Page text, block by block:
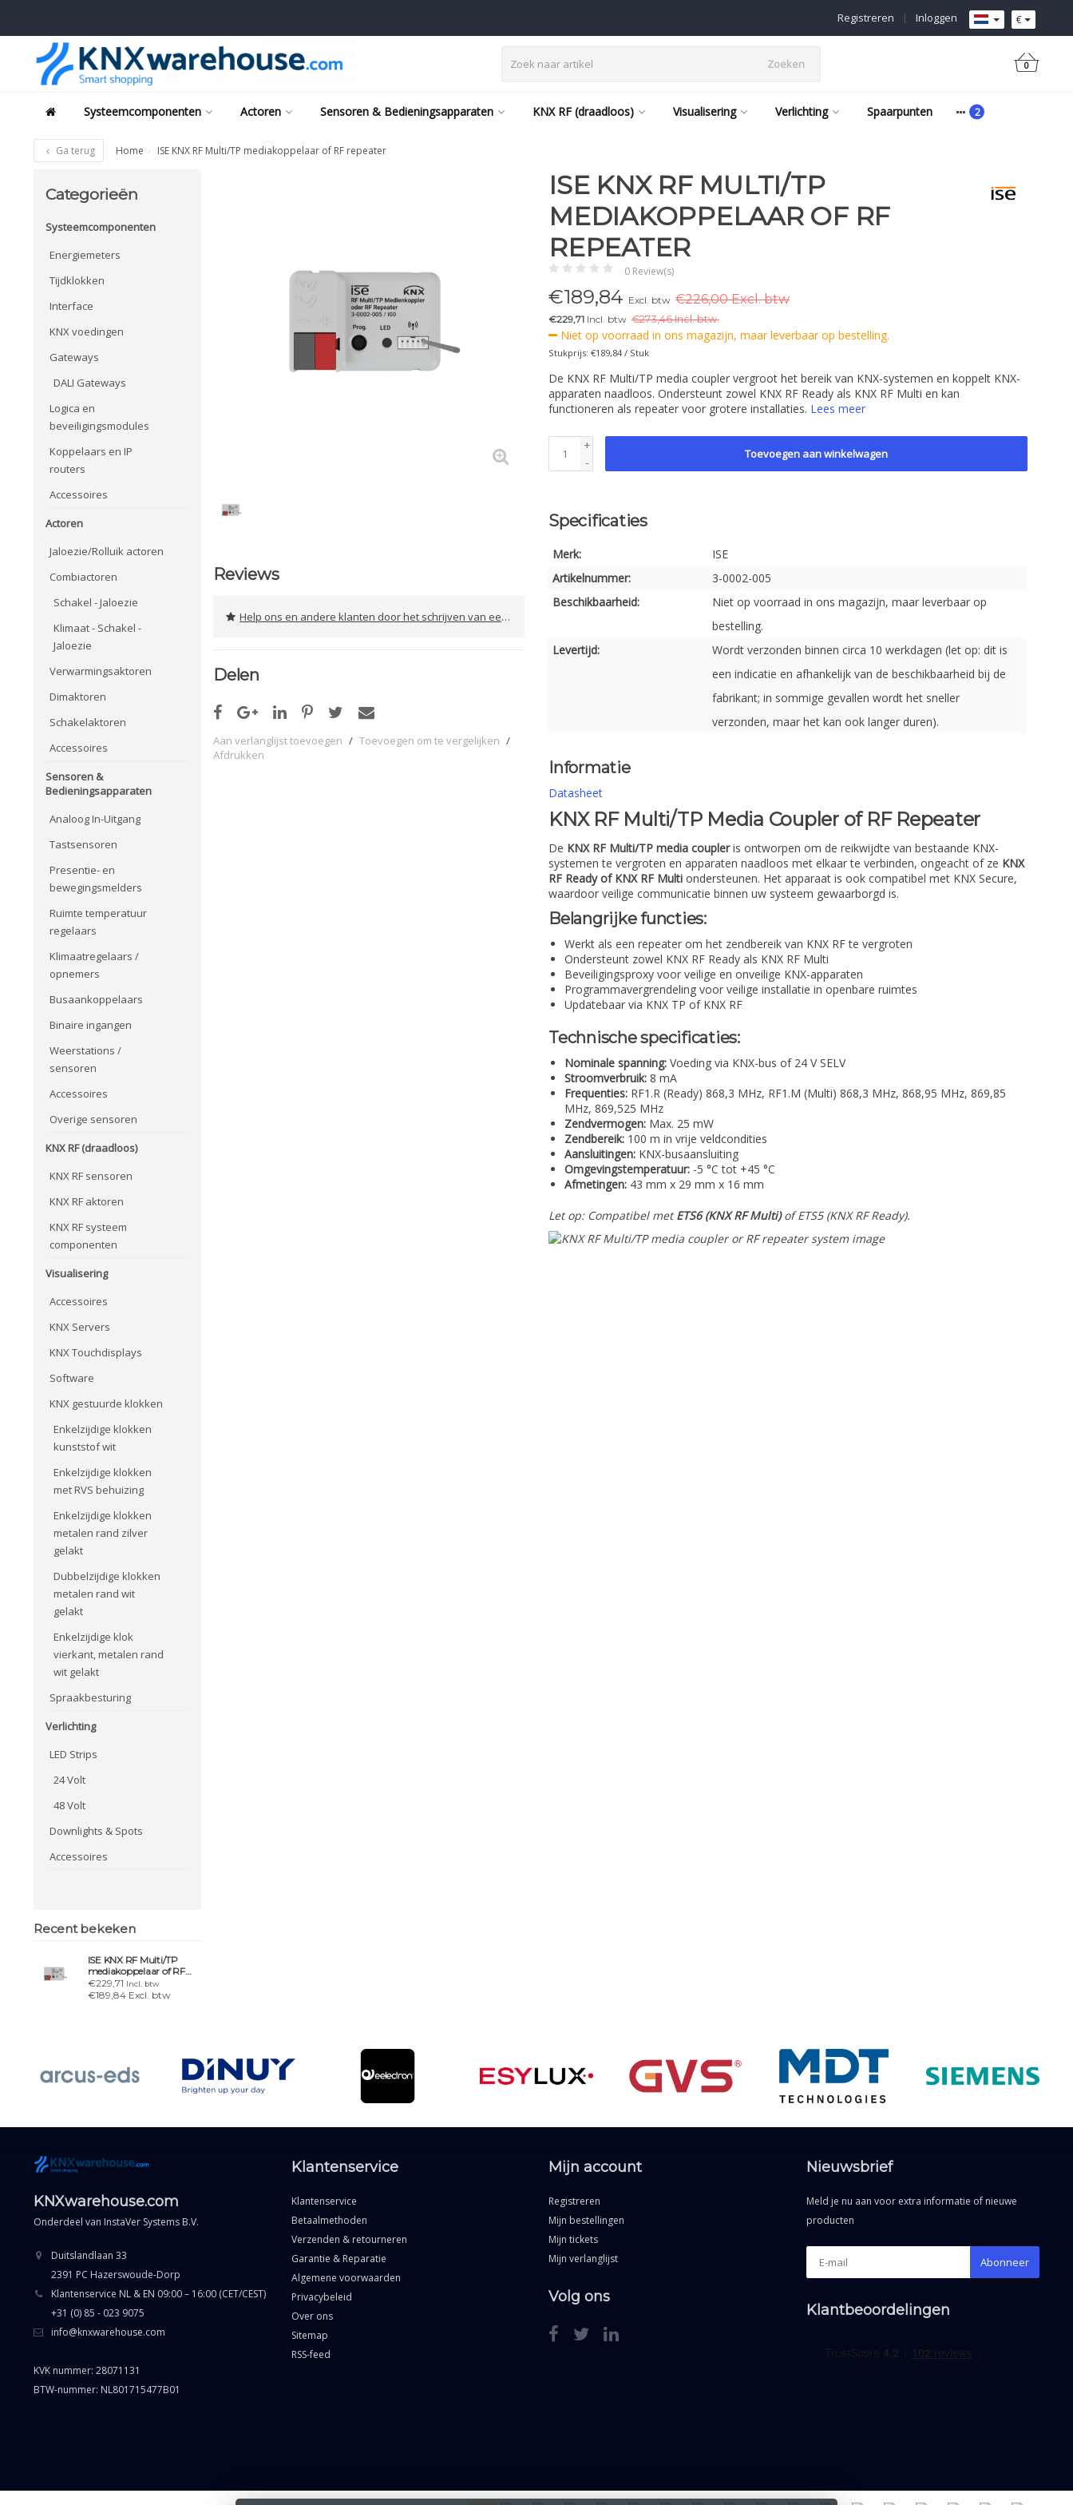
€
Inloggen
|
Registreren
Zoeken 0
Systeemcomponenten Actoren Sensoren & Bedieningsapparaten KNX RF (draadloos) Visualisering Verlichting Spaarpunten
Ga terug Home ISE KNX RF Multi/TP mediakoppelaar of RF repeater
Categorieën
Systeemcomponenten
Energiemeters
Tijdklokken
Interface
KNX voedingen
Gateways
DALI Gateways
Logica en
beveiligingsmodules
Koppelaars en IP
routers
Accessoires
Actoren
Jaloezie/Rolluik actoren
Combiactoren
Schakel - Jaloezie
Klimaat - Schakel -
Jaloezie
Verwarmingsaktoren
Dimaktoren
Schakelaktoren
Accessoires
Sensoren &
Bedieningsapparaten
Analoog In-Uitgang
Tastsensoren
Presentie- en
bewegingsmelders
Ruimte temperatuur
regelaars
Klimaatregelaars /
opnemers
Busaankoppelaars
Binaire ingangen
Weerstations /
sensoren
Accessoires
Overige sensoren
KNX RF (draadloos)
KNX RF sensoren
KNX RF aktoren
KNX RF systeem
componenten
Visualisering
Accessoires
KNX Servers
KNX Touchdisplays
Software
KNX gestuurde klokken
Enkelzijdige klokken
kunststof wit
Enkelzijdige klokken
met RVS behuizing
Enkelzijdige klokken
metalen rand zilver
gelakt
Dubbelzijdige klokken
metalen rand wit
gelakt
Enkelzijdige klok
vierkant, metalen rand
wit gelakt
Spraakbesturing
Verlichting
LED Strips
24 Volt
48 Volt
Downlights & Spots
Accessoires
Recent bekeken
ISE KNX RF Multi/TP
mediakoppelaar of RF
repeater
€229,71 Incl. btw
€189,84 Excl. btw
Reviews
Help ons en andere klanten door het schrijven van een review
Delen
Aan verlanglijst toevoegen / Toevoegen om te vergelijken /
Afdrukken
ISE KNX RF MULTI/TP
MEDIAKOPPELAAR OF RF
REPEATER
0 Review(s)
€189,84 Excl. btw €226,00 Excl. btw
€229,71 Incl. btw €273,46 Incl. btw.
Niet op voorraad in ons magazijn, maar leverbaar op bestelling.
Stukprijs: €189,84 / Stuk
De KNX RF Multi/TP media coupler vergroot het bereik van KNX-systemen en koppelt KNX-
apparaten naadloos. Ondersteunt zowel KNX RF Ready als KNX RF Multi en kan
functioneren als repeater voor grotere installaties. Lees meer
+
-
Toevoegen aan winkelwagen
Specificaties
Merk:
ISE
Artikelnummer:
3-0002-005
Beschikbaarheid:
Niet op voorraad in ons magazijn, maar leverbaar op
bestelling.
Levertijd:
Wordt verzonden binnen circa 10 werkdagen (let op: dit is
een indicatie en afhankelijk van de beschikbaarheid bij de
fabrikant; in sommige gevallen wordt het sneller
verzonden, maar het kan ook langer duren).
Informatie
Datasheet
KNX RF Multi/TP Media Coupler of RF Repeater
De KNX RF Multi/TP media coupleris ontworpen om de reikwijdte van bestaande KNX-
systemen te vergroten en apparaten naadloos met elkaar te verbinden, ongeacht of ze KNX
RF Ready of KNX RF Multi ondersteunen. Het apparaat is ook compatibel met KNX Secure,
waardoor veilige communicatie binnen uw systeem gewaarborgd is.
Belangrijke functies:
Werkt als een repeater om het zendbereik van KNX RF te vergroten
Ondersteunt zowel KNX RF Ready als KNX RF Multi
Beveiligingsproxy voor veilige en onveilige KNX-apparaten
Programmavergrendeling voor veilige installatie in openbare ruimtes
Updatebaar via KNX TP of KNX RF
Technische specificaties:
Nominale spanning: Voeding via KNX-bus of 24 V SELV
Stroomverbruik: 8 mA
Frequenties: RF1.R (Ready) 868,3 MHz, RF1.M (Multi) 868,3 MHz, 868,95 MHz, 869,85
MHz, 869,525 MHz
Zendvermogen: Max. 25 mW
Zendbereik: 100 m in vrije veldcondities
Aansluitingen: KNX-busaansluiting
Omgevingstemperatuur: -5 °C tot +45 °C
Afmetingen: 43 mm x 29 mm x 16 mm
Let op: Compatibel metETS6 (KNX RF Multi)of ETS5 (KNX RF Ready).
KNXwarehouse.com
Onderdeel van InstaVer Systems B.V.
Duitslandlaan 33
2391 PC Hazerswoude-Dorp
Klantenservice NL & EN 09:00 – 16:00 (CET/CEST)
+31 (0) 85 - 023 9075
info@knxwarehouse.com
KVK nummer: 28071131
BTW-nummer: NL801715477B01
Klantenservice
Klantenservice
Betaalmethoden
Verzenden & retourneren
Garantie & Reparatie
Algemene voorwaarden
Privacybeleid
Over ons
Sitemap
RSS-feed
Mijn account
Registreren
Mijn bestellingen
Mijn tickets
Mijn verlanglijst
Volg ons
Nieuwsbrief
Meld je nu aan voor extra informatie of nieuwe
producten
Abonneer
Klantbeoordelingen